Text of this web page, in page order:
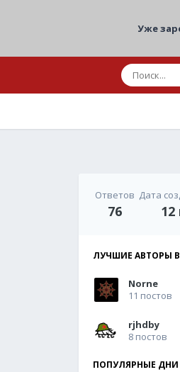
Уже
Ответов
76
Дата
12
ЛУЧШИЕ АВТОРЫ
Norne
11 постов
rjhdby
8 постов
ПОПУЛЯРНЫЕ ДНИ